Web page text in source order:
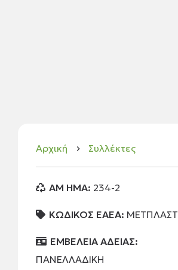
Αρχική keyboard_arrow_right Συλλέκτες
AM HMA: 234-2
ΚΩΔΙΚΟΣ ΕΑΕΑ: ΜΕΤΠΛΑΣΤ
ΕΜΒΕΛΕΙΑ ΑΔΕΙΑΣ:
ΠΑΝΕΛΛΑΔΙΚΗ